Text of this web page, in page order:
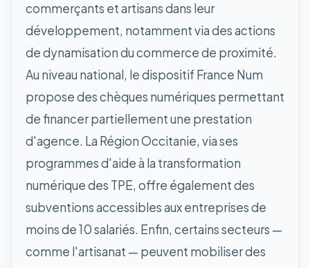
commerçants et artisans dans leur
développement, notamment via des actions
de dynamisation du commerce de proximité.
Au niveau national, le dispositif France Num
propose des chèques numériques permettant
de financer partiellement une prestation
d'agence. La Région Occitanie, via ses
programmes d'aide à la transformation
numérique des TPE, offre également des
subventions accessibles aux entreprises de
moins de 10 salariés. Enfin, certains secteurs —
comme l'artisanat — peuvent mobiliser des